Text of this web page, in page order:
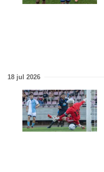
18 jul 2026